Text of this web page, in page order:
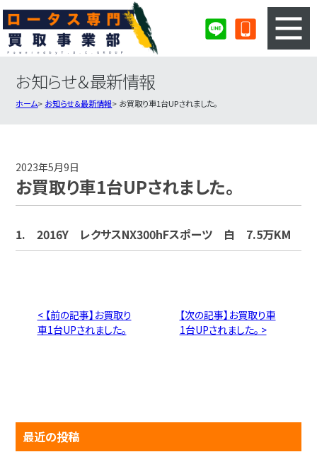
3ステップのカンタン査定
ロータス買取実績
お知らせ＆最新情報
ホーム お知らせ＆最新情報 お買取り車1台UPされました。
2023年5月9日
お買取り車1台UPされました。
1. 2016Y レクサスNX300hFスポーツ 白 7.5万KM
< 【前の記事】お買取り
車1台UPされました。
【次の記事】お買取り車
1台UPされました。 >
最近の投稿